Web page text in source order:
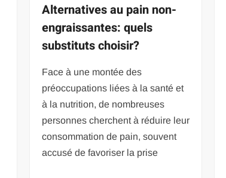
Alternatives au pain non-
engraissantes: quels
substituts choisir?
Face à une montée des
préoccupations liées à la santé et
à la nutrition, de nombreuses
personnes cherchent à réduire leur
consommation de pain, souvent
accusé de favoriser la prise